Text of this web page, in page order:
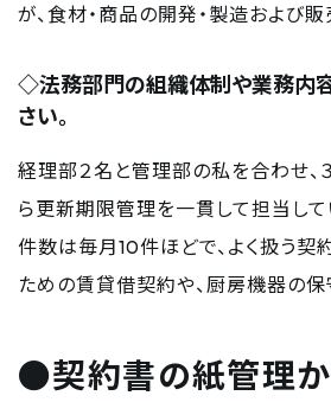
が、食材・商品の開発・製造および販
◇法務部門の組織体制や業務内容
さい。
経理部２名と管理部の私を合わせ
ら更新期限管理を一貫して担当して
件数は毎月10件ほどで、よく扱う契
ための賃貸借契約や、厨房機器の保
●契約書の紙管理か